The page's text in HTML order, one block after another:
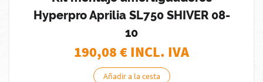
Hyperpro Aprilia SL750 SHIVER 08-
10
190,08€ INCL. IVA
Añadir a la cesta